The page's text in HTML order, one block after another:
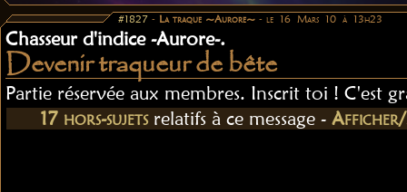
#1827 - La traque ~Aurore~ - le 16 Mars 10 à 13h23
Chasseur d'indice -Aurore-.
Devenir traqueur de bête
Partie réservée aux membres. Inscrit toi ! C'est
17 hors-sujetsrelatifs à ce message -